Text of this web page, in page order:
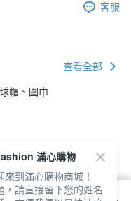
客服
查看全部
帽、圍巾
方式之詳情，及若您不希
滿心購物
來到滿心購物商城！
，請直接留下您的姓名